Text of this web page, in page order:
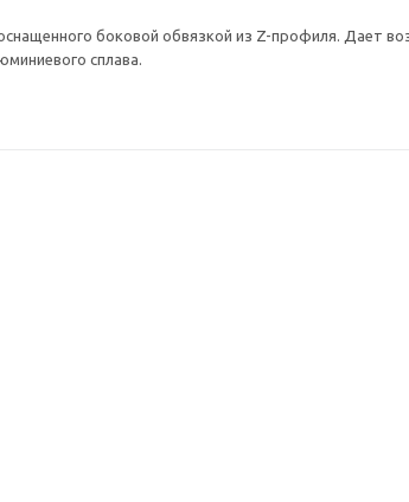
боковой обвязкой из Z-профиля. Дает
сплава.